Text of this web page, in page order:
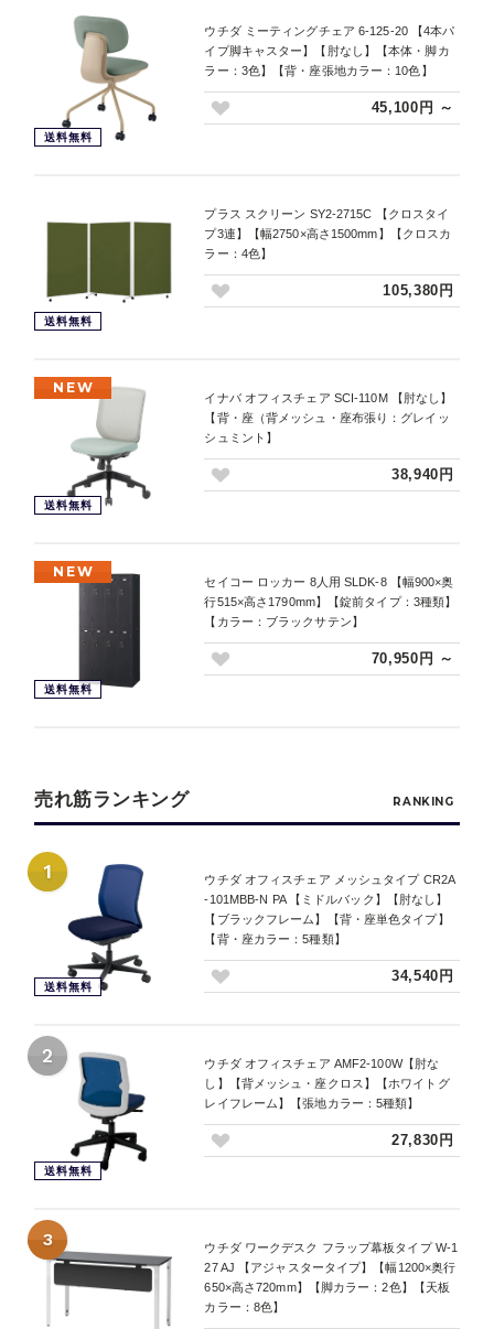
送料無料
ウチダ ミーティングチェア 6-125-20 【4本パ
イプ脚キャスター】【肘なし】【本体・脚カ
ラー：3色】【背・座張地カラー：10色】
45,100円 ～
送料無料
プラス スクリーン SY2-2715C 【クロスタイ
プ3連】【幅2750×高さ1500mm】【クロスカ
ラー：4色】
105,380円
NEW
送料無料
イナバ オフィスチェア SCI-110M 【肘なし】
【背・座（背メッシュ・座布張り：グレイッ
シュミント】
38,940円
NEW
送料無料
セイコー ロッカー 8人用 SLDK-8 【幅900×奥
行515×高さ1790mm】【錠前タイプ：3種類】
【カラー：ブラックサテン】
70,950円 ～
売れ筋ランキング RANKING
1
送料無料
ウチダ オフィスチェア メッシュタイプ CR2A
-101MBB-N PA 【ミドルバック】【肘なし】
【ブラックフレーム】【背・座単色タイプ】
【背・座カラー：5種類】
34,540円
2
送料無料
ウチダ オフィスチェア AMF2-100W【肘な
し】【背メッシュ・座クロス】【ホワイトグ
レイフレーム】【張地カラー：5種類】
27,830円
3
ウチダ ワークデスク フラップ幕板タイプ W-1
27 AJ 【アジャスタータイプ】【幅1200×奥行
650×高さ720mm】【脚カラー：2色】【天板
カラー：8色】